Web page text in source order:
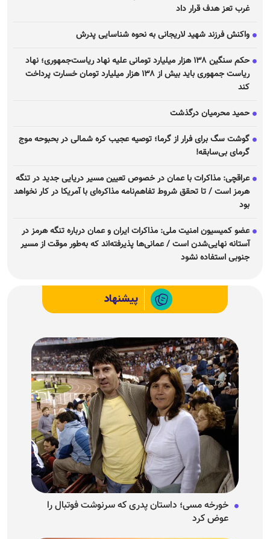
غرب تعز هدف قرار داد
واکنش فرزند شهید لاریجانی به نحوه شناسایی پدرش
حکم سنگین ۱۳۸ هزار میلیارد تومانی علیه نهاد ریاست‌جمهوری؛ نهاد
ریاست جمهوری باید بیش از ۱۳۸ هزار میلیارد تومان خسارت پرداخت
کند
حمید محرمیان درگذشت
گوشت سگ برای فرار از گرما؛ توصیه عجیب کره شمالی در بحبوحه موج
گرمای بی‌سابقه!
عراقچی: مذاکرات با عمان در خصوص تعیین مسیر دریایی جدید در تنگه
هرمز است / تا تحقق شروط تفاهم‌نامه مذاکره‌ای با آمریکا در کار نخواهد
بود
عضو کمیسیون امنیت ملی: مذاکرات ایران و عمان درباره تنگه هرمز در
آستانه نهایی‌شدن است / عمانی‌ها پذیرفته‌اند که به‌طور موقت از مسیر
جنوبی استفاده نشود
پیشنهاد
خورخه مسی؛ داستان پدری که سرنوشت فوتبال را
عوض کرد